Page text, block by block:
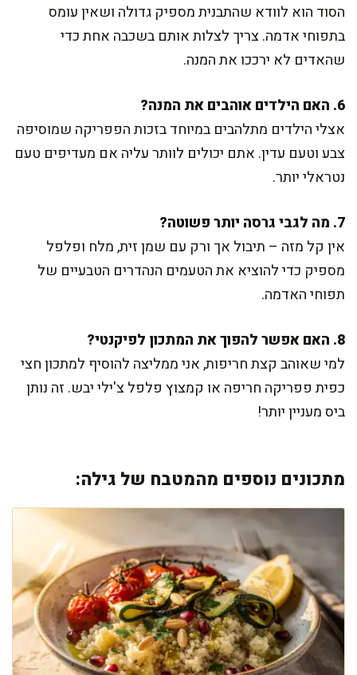
הסוד הוא לוודא שהתבנית מספיק גדולה ושאין עומס
בתפוחי אדמה. צריך לצלות אותם בשכבה אחת כדי
שהאדים לא ירככו את המנה.
6. האם הילדים אוהבים את המנה?
אצלי הילדים מתלהבים במיוחד בזכות הפפריקה שמוסיפה
צבע וטעם עדין. אתם יכולים לוותר עליה אם מעדיפים טעם
נטראלי יותר.
7. מה לגבי גרסה יותר פשוטה?
אין קל מזה – תיבול אך ורק עם שמן זית, מלח ופלפל
מספיק כדי להוציא את הטעמים הנהדרים הטבעיים של
תפוחי האדמה.
8. האם אפשר להפוך את המתכון לפיקנטי?
למי שאוהב קצת חריפות, אני ממליצה להוסיף למתכון חצי
כפית פפריקה חריפה או קמצוץ פלפל צ'ילי יבש. זה נותן
ביס מעניין יותר!
מתכונים נוספים מהמטבח של גילה: